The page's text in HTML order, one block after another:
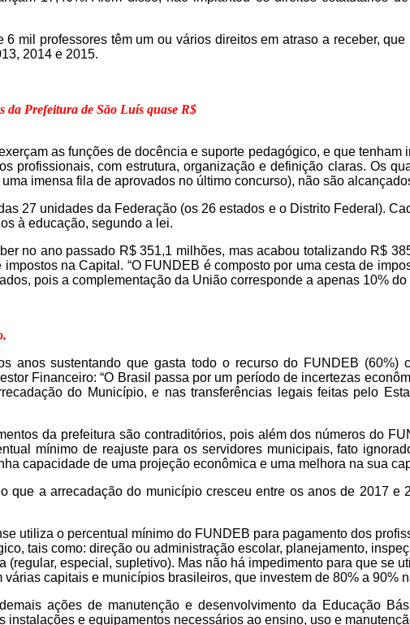
mil professores têm um ou vários direitos em atraso a receber,
2014 e 2015.
da Prefeitura de São Luís quase R$
as funções de docência e suporte pedagógico, e que
profissionais, com estrutura, organização e definição claras. Os
imensa fila de aprovados no último concurso), não são
27 unidades da Federação (os 26 estados e o Distrito Federal).
à educação, segundo a lei.
no ano passado R$ 351,1 milhões, mas acabou totalizandoR$
impostos na Capital . “O FUNDEB é composto por uma cesta de
pois a complementação da União corresponde a apenas 10% do
anossustentando que gasta todo o recurso do FUNDEB
Financeiro: “O Brasil passa por um período de incertezas
do Município, e nas transferências legais feitas pelo
da prefeitura são contraditórios, pois a lém dos números do
mínimo de reajuste para os servidores municipais, fato
capacidade de uma projeção econômica e uma melhora na sua
que a arrecadação do município cresceu entre os anos de 2017 e
utiliza o percentual mínimo do FUNDEB para pagamento dos
tais como: direção ou administração escolar, planejamento,
(regular, especial, supletivo). Mas não há impedimento para que se
capitais e municípios brasileiros, que investem de 80% a 90%
ações de manutenção e desenvolvimento da Educação
e equipamentos necessários ao ensino, uso e